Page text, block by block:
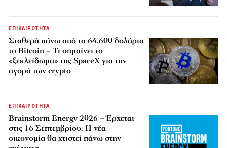
ΕΠΙΚΑΙΡΟΤΗΤΑ
Σταθερά πάνω από τα 64.600 δολάρια
το Bitcoin – Τι σημαίνει το
«ξεκλείδωμα» της SpaceX για την
αγορά των crypto
ΕΠΙΚΑΙΡΟΤΗΤΑ
Brainstorm Energy 2026 – Έρχεται
στις 16 Σεπτεμβρίου: Η νέα
οικονομία θα χτιστεί πάνω στην